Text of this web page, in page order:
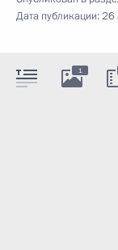
Дата публикации:26
1